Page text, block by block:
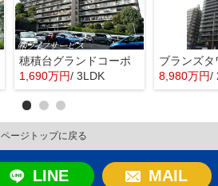
穂積台グランドコーポ
1,690万円/ 3LDK 8,980万円/
ページトップに戻る
LINE MAIL